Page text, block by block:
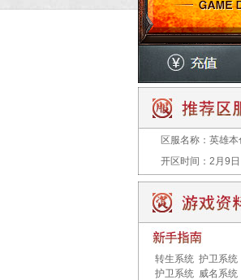
区服名称： 英雄本
开区时间： 2月9日
转生系统 护卫系统
护卫系统 威名系统